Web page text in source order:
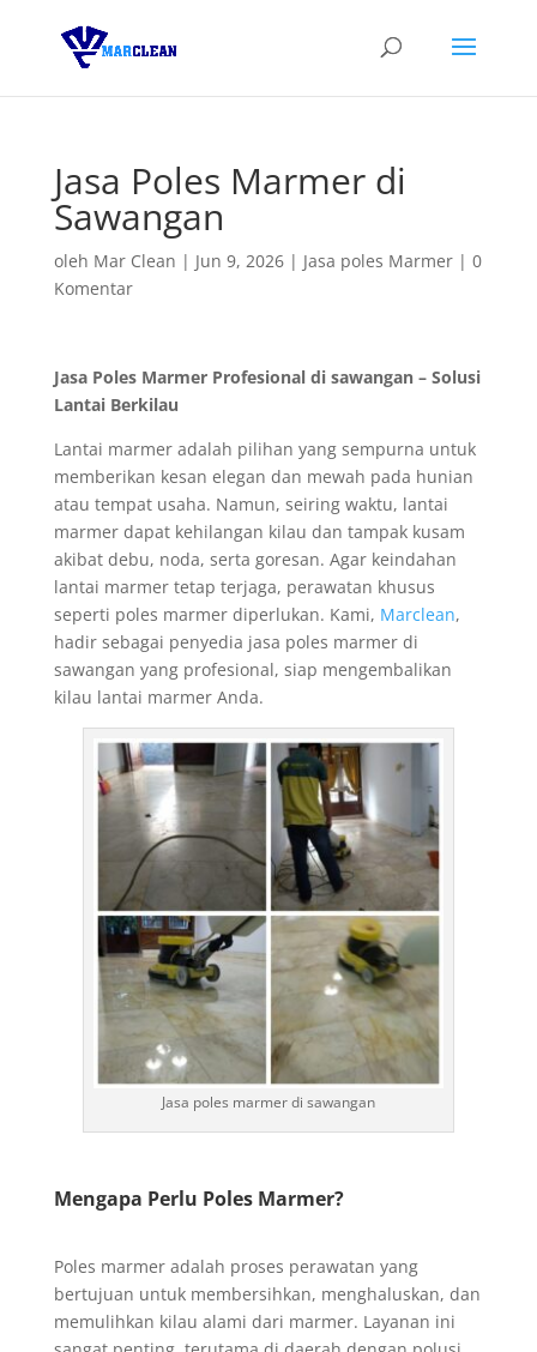
Jasa Poles Marmer di
Sawangan
oleh Mar Clean | Jun 9, 2026| Jasa poles Marmer| 0
Komentar
Jasa Poles Marmer Profesional di sawangan – Solusi
Lantai Berkilau
Lantai marmer adalah pilihan yang sempurna untuk
memberikan kesan elegan dan mewah pada hunian
atau tempat usaha. Namun, seiring waktu, lantai
marmer dapat kehilangan kilau dan tampak kusam
akibat debu, noda, serta goresan. Agar keindahan
lantai marmer tetap terjaga, perawatan khusus
seperti poles marmer diperlukan. Kami, Marclean,
hadir sebagai penyedia jasa poles marmer di
sawangan yang profesional, siap mengembalikan
kilau lantai marmer Anda.
Jasa poles marmer di sawangan
Mengapa Perlu Poles Marmer?
Poles marmer adalah proses perawatan yang
bertujuan untuk membersihkan, menghaluskan, dan
memulihkan kilau alami dari marmer. Layanan ini